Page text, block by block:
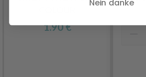
1.90 €